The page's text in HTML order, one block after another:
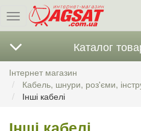
Меню
Каталог
Інтернет магазин
Кабель, шнури, роз'єми,
Інші кабелі